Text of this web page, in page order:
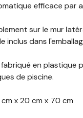
efficace par
sur le mur
inclus dans
en plastique
de piscine.
cm x 20 cm x 70 cm